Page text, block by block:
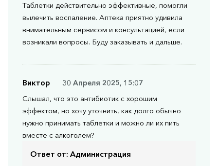
Таблетки действительно эффективные, помогли
вылечить воспаление. Аптека приятно удивила
внимательным сервисом и консультацией, если
возникали вопросы. Буду заказывать и дальше.
Виктор
30 Апреля 2025, 15:07
Слышал, что это антибиотик с хорошим
эффектом, но хочу уточнить, как долго обычно
нужно принимать таблетки и можно ли их пить
вместе с алкоголем?
Ответ от: Администрация